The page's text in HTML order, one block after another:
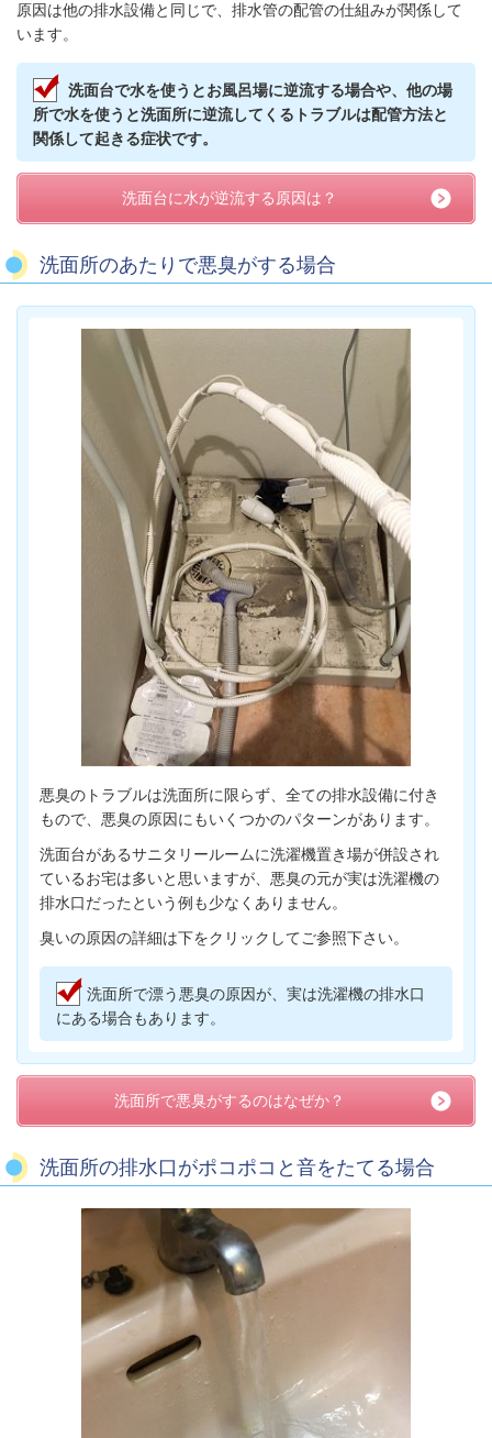
原因は他の排水設備と同じで、排水管の配管の仕組みが関係して
います。
洗面台で水を使うとお風呂場に逆流する場合や、他の場
所で水を使うと洗面所に逆流してくるトラブルは配管方法と
関係して起きる症状です。
洗面台に水が逆流する原因は？
洗面所のあたりで悪臭がする場合
悪臭のトラブルは洗面所に限らず、全ての排水設備に付き
もので、悪臭の原因にもいくつかのパターンがあります。
洗面台があるサニタリールームに洗濯機置き場が併設され
ているお宅は多いと思いますが、悪臭の元が実は洗濯機の
排水口だったという例も少なくありません。
臭いの原因の詳細は下をクリックしてご参照下さい。
洗面所で漂う悪臭の原因が、実は洗濯機の排水口
にある場合もあります。
洗面所で悪臭がするのはなぜか？
洗面所の排水口がポコポコと音をたてる場合